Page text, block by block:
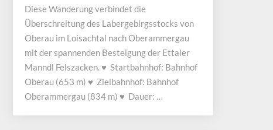
Diese Wanderung verbindet die
Überschreitung des Labergebirgsstocks von
Oberau im Loisachtal nach Oberammergau
mit der spannenden Besteigung der Ettaler
Manndl Felszacken. ♥ Startbahnhof: Bahnhof
Oberau (653 m) ♥ Zielbahnhof: Bahnhof
Oberammergau (834 m) ♥ Dauer: …